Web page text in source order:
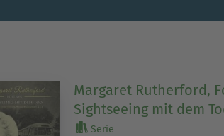
Margaret Rutherford,
Sightseeing mit dem
Serie